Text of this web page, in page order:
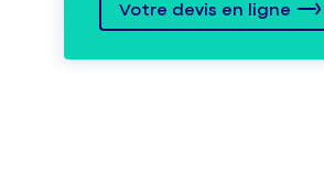
Votre devis en ligne